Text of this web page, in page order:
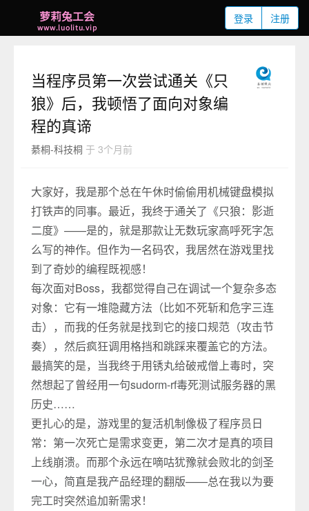
登录 注册
当程序员第一次尝试通关《只
狼》后，我顿悟了面向对象编
程的真谛
綦桐-科技桐 于 3个月前
大家好，我是那个总在午休时偷偷用机械键盘模拟
打铁声的同事。最近，我终于通关了《只狼：影逝
二度》——是的，就是那款让无数玩家高呼死字怎
么写的神作。但作为一名码农，我居然在游戏里找
到了奇妙的编程既视感！
每次面对Boss，我都觉得自己在调试一个复杂多态
对象：它有一堆隐藏方法（比如不死斩和危字三连
击），而我的任务就是找到它的接口规范（攻击节
奏），然后疯狂调用格挡和跳踩来覆盖它的方法。
最搞笑的是，当我终于用锈丸给破戒僧上毒时，突
然想起了曾经用一句sudorm-rf毒死测试服务器的黑
历史……
更扎心的是，游戏里的复活机制像极了程序员日
常：第一次死亡是需求变更，第二次才是真的项目
上线崩溃。而那个永远在嘀咕犹豫就会败北的剑圣
一心，简直是我产品经理的翻版——总在我以为要
完工时突然追加新需求！